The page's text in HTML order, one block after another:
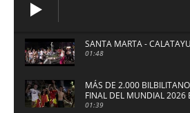
SANTA MARTA -
01:48
MÁS DE 2.000
FINAL DEL MUNDIAL 2026
FUERTE DE CALATAYUD
01:39